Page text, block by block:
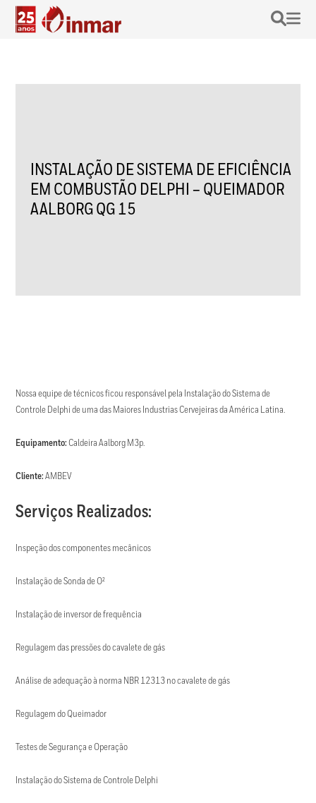
INSTALAÇÃO DE SISTEMA DE EFICIÊNCIA
EM COMBUSTÃO DELPHI – QUEIMADOR
AALBORG QG 15
Nossa equipe de técnicos ficou responsável pela Instalação do Sistema de
Controle Delphi de uma das Maiores Industrias Cervejeiras da América Latina.
Equipamento:Caldeira Aalborg M3p.
Cliente:AMBEV
Serviços Realizados:
Inspeção dos componentes mecânicos
Instalação de Sonda de O²
Instalação de inversor de frequência
Regulagem das pressões do cavalete de gás
Análise de adequação à norma NBR 12313 no cavalete de gás
Regulagem do Queimador
Testes de Segurança e Operação
Instalação do Sistema de Controle Delphi